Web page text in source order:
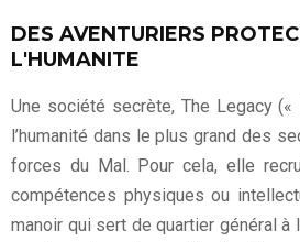
DES AVENTURIERS
L'HUMANITE
Une société secrète, The Legacy («
l’humanité dans le plus grand des
forces du Mal. Pour cela, elle
compétences physiques ou
manoir qui sert de quartier général à